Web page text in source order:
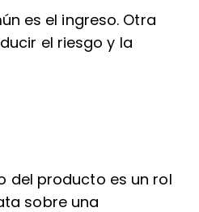
es el ingreso. Otra
el riesgo y la
del producto es un rol
sobre una